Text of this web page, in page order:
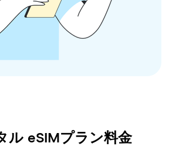
ルeSIMプラン料金